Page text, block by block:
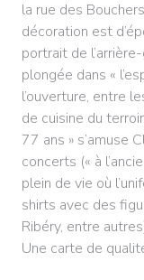
la rue des
décoration est
portrait de
plongée dans «
l’ouverture, entre
de cuisine du
77 ans » s’amuse
concerts (« à
plein de vie où
shirts avec des
Ribéry, entre
Une carte de